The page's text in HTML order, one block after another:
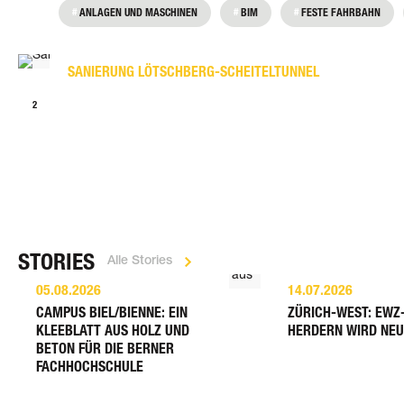
ANLAGEN UND MASCHINEN BIM FESTE FAHRBAHN
SANIERUNG LÖTSCHBERG-SCHEITELTUNNEL
2
STORIES Alle Stories
05.08.2026
CAMPUS BIEL/BIENNE: EIN
KLEEBLATT AUS HOLZ UND
BETON FÜR DIE BERNER
FACHHOCHSCHULE
14.07.2026
ZÜRICH-WEST:
HERDERN WIRD